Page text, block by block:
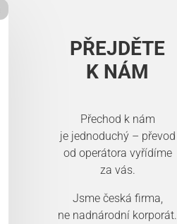
PŘEJDĚTE
K NÁM
Přechod k nám
je jednoduchý – převod
od operátora vyřídíme
za vás.
Jsme česká firma,
ne nadnárodní korporát.